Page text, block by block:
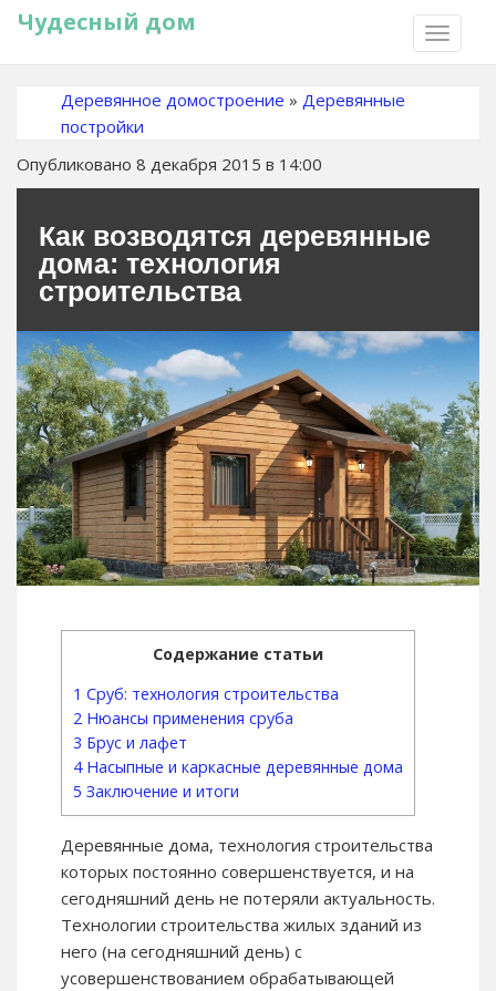
TOGGLE
Чудесный дом
Деревянное домостроение » Деревянные
постройки
Опубликовано 8 декабря 2015 в 14:00
Как возводятся деревянные
дома: технология
строительства
Содержание статьи
1 Сруб: технология строительства
2 Нюансы применения сруба
3 Брус и лафет
4Насыпные и каркасные деревянные дома
5 Заключение и итоги
Деревянные дома, технология строительства
которых постоянно совершенствуется, и на
сегодняшний день не потеряли актуальность.
Технологии строительства жилых зданий из
него (на сегодняшний день) с
усовершенствованием обрабатывающей